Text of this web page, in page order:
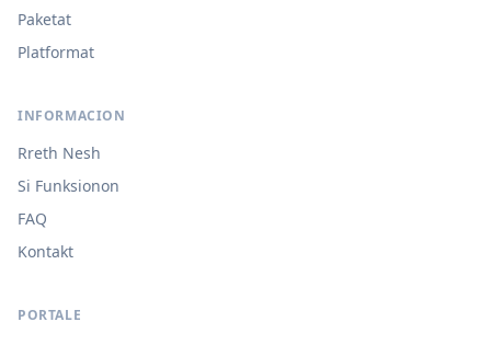
Paketat
Platformat
INFORMACION
Rreth Nesh
Si Funksionon
FAQ
Kontakt
PORTALE